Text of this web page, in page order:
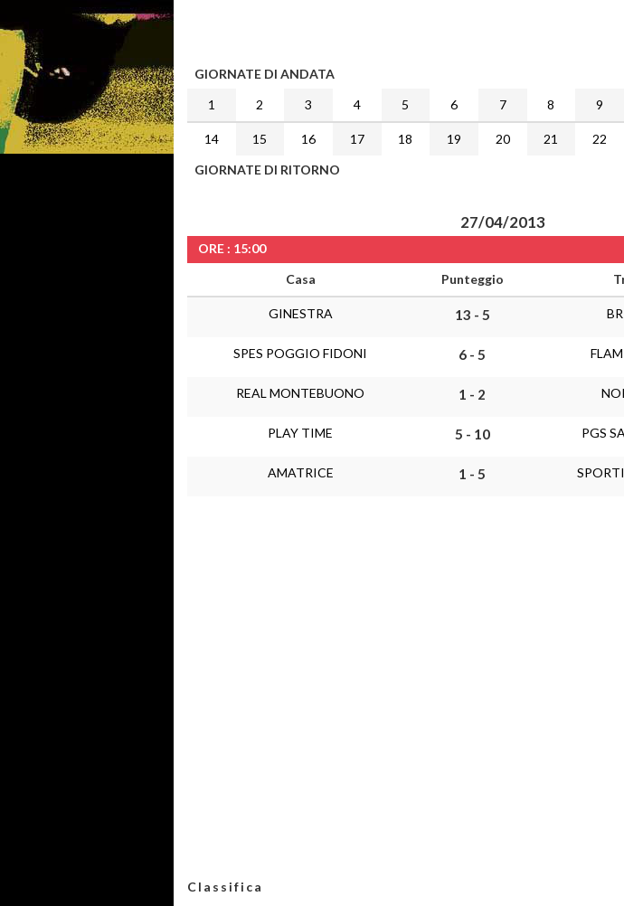
GIORNATE DI ANDATA
1
2 3 4 5 6 7 8 9
14 15 16 17 18 19 20 21 22
GIORNATE DI RITORNO
27/04/2013
ORE : 15:00
Casa
Punteggio
GINESTRA 13 - 5
SPES POGGIO FIDONI 6 - 5
REAL MONTEBUONO 1 - 2
PLAY TIME 5 - 10 PGS
AMATRICE 1 - 5
Classifica